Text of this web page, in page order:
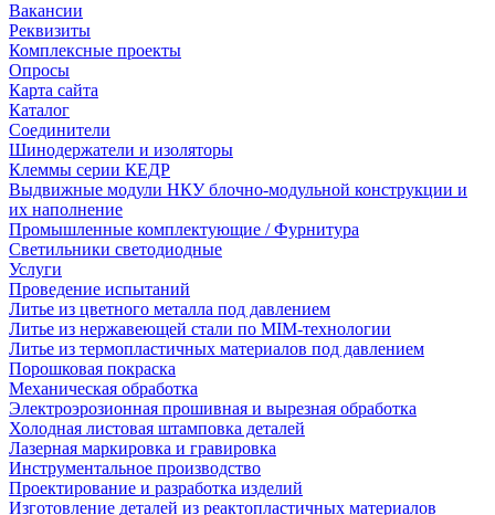
Вакансии
Реквизиты
Комплексные проекты
Опросы
Карта сайта
Каталог
Соединители
Шинодержатели и изоляторы
Клеммы серии КЕДР
Выдвижные модули НКУ блочно-модульной конструкции и
их наполнение
Промышленные комплектующие / Фурнитура
Светильники светодиодные
Услуги
Проведение испытаний
Литье из цветного металла под давлением
Литье из нержавеющей стали по MIM-технологии
Литье из термопластичных материалов под давлением
Порошковая покраска
Механическая обработка
Электроэрозионная прошивная и вырезная обработка
Холодная листовая штамповка деталей
Лазерная маркировка и гравировка
Инструментальное производство
Проектирование и разработка изделий
Изготовление деталей из реактопластичных материалов